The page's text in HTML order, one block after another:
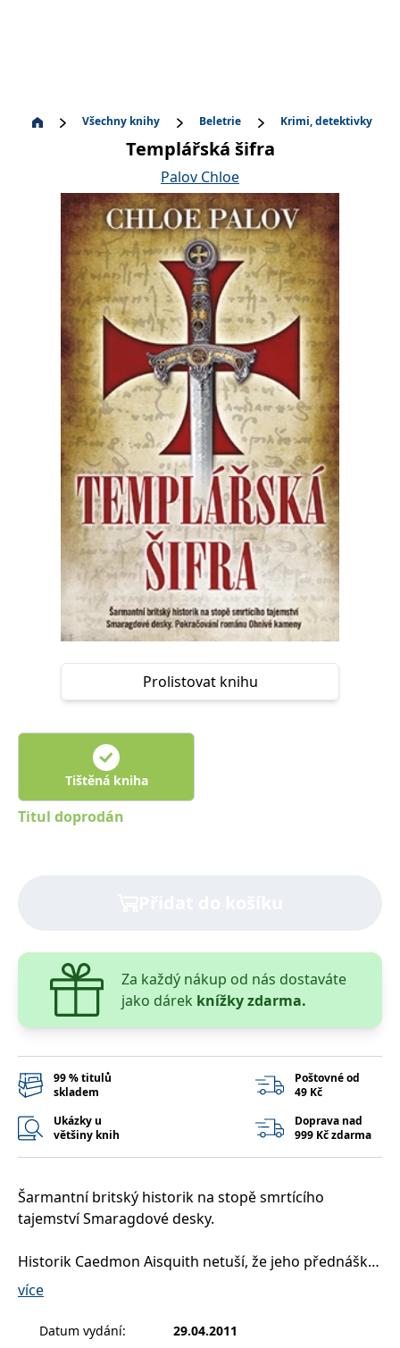
Všechny knihy Beletrie Krimi, detektivky
Templářská šifra
Palov Chloe
Prolistovat knihu
Tištěná kniha
Titul doprodán
Za každý nákup od nás dostaváte
jako dárek knížky zdarma.
99 % titulů
skladem
Poštovné od
49 Kč
Ukázky u
většiny knih
Doprava nad
999 Kč zdarma
Šarmantní britský historik na stopě smrtícího
tajemství Smaragdové desky.
Historik Caedmon Aisquith netuší, že jeho přednáška
skončí dýkou v zádech. Že mu před očima zavraždí
archeologa, který tvrdil, že templáři stačili odvézt svůj
největší poklad přes Atlantik. Zdá se, že hlavní roli
více
Datum vydání:
29.04.2011